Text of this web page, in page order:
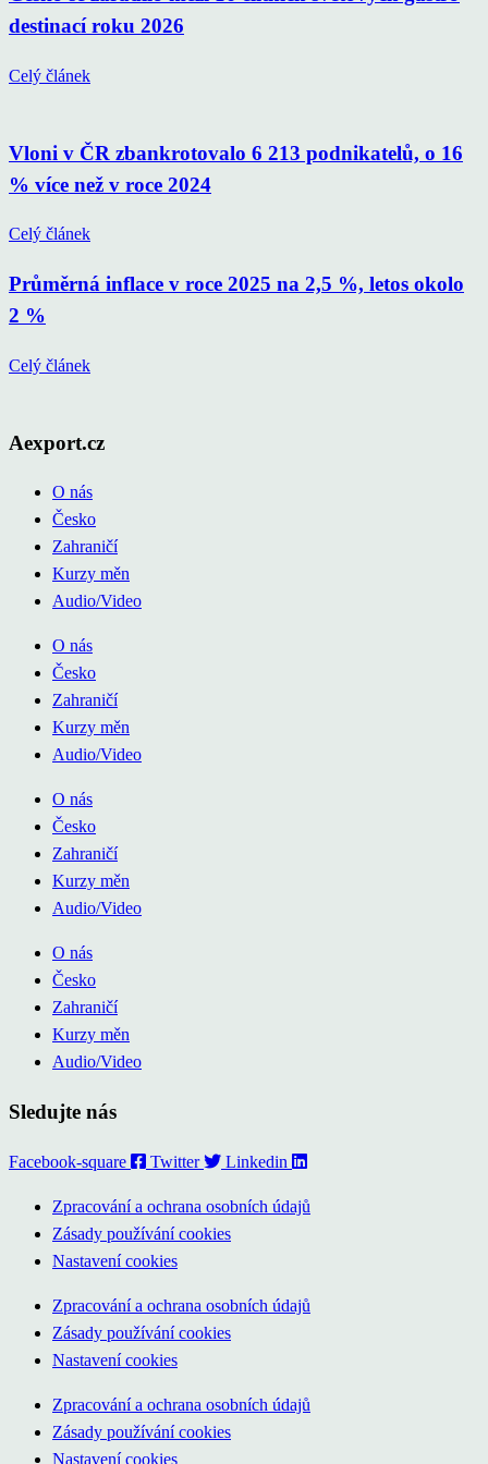
destinací roku 2026
Celý článek
Vloni v ČR zbankrotovalo 6 213 podnikatelů, o 16
% více než v roce 2024
Celý článek
Průměrná inflace v roce 2025 na 2,5 %, letos okolo
2 %
Celý článek
Aexport.cz
O nás
Česko
Zahraničí
Kurzy měn
Audio/Video
O nás
Česko
Zahraničí
Kurzy měn
Audio/Video
O nás
Česko
Zahraničí
Kurzy měn
Audio/Video
O nás
Česko
Zahraničí
Kurzy měn
Audio/Video
Sledujte nás
Facebook-square Twitter Linkedin
Zpracování a ochrana osobních údajů
Zásady používání cookies
Nastavení cookies
Zpracování a ochrana osobních údajů
Zásady používání cookies
Nastavení cookies
Zpracování a ochrana osobních údajů
Zásady používání cookies
Nastavení cookies